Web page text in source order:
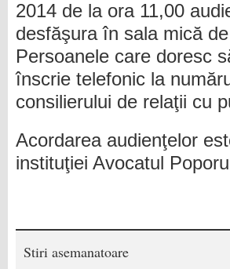
2014 de la ora 11,00
desfăşura în sala mică
Persoanele care doresc
înscrie telefonic la
consilierului de relaţii cu
Acordarea audienţelor
instituţiei Avocatul
Stiri asemanatoare